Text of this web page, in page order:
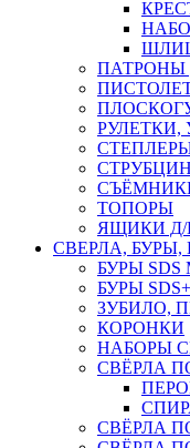
ПАТРОНЫ
РУЛЕТКИ,
ТОПОРЫ
ЯЩИКИ Д/
СВЕРЛА, БУРЫ,
БУРЫ SDS
БУРЫ SDS+
ЗУБИЛО,
КОРОНКИ
НАБОРЫ
СВЁРЛА
СВЁРЛА